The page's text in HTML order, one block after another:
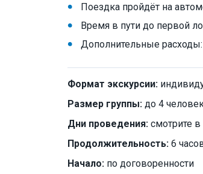
Поездка пройдёт на
Время в пути до первой
Дополнительные
Формат экскурсии:
Размер группы: до 4
Дни проведения: смотрите
Продолжительность: 6
Начало: по договоренности